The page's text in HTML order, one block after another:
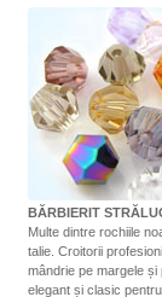
BĂRBIERIT
Multe dintre rochiile
talie. Croitorii
mândrie pe margele
elegant și clasic